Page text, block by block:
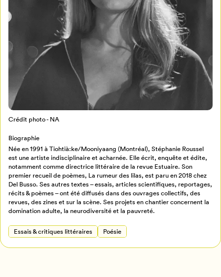
Mon Salon
Programmation
Retour à l’accueil
Crédit photo - NA
Biographie
Née en 1991 à Tiohtià:ke/Mooniyaang (Montréal), Stéphanie Roussel
est une artiste indisciplinaire et acharnée. Elle écrit, enquête et édite,
notamment comme directrice littéraire de la revue Estuaire. Son
premier recueil de poèmes, La rumeur des lilas, est paru en 2018 chez
Del Busso. Ses autres textes – essais, articles scientifiques, reportages,
récits & poèmes – ont été diffusés dans des ouvrages collectifs, des
revues, des zines et sur la scène. Ses projets en chantier concernent la
domination adulte, la neurodiversité et la pauvreté.
Essais & critiques littéraires Poésie
Pour enregistrer vos favoris,
connectez-vous ou créez votre profil
Mon Salon
Créer un profil
Annuler